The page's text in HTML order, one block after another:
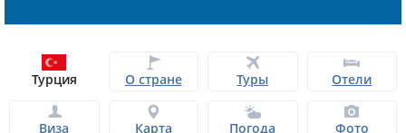
Турция О стране Туры Отели
Виза Карта Погода Фото